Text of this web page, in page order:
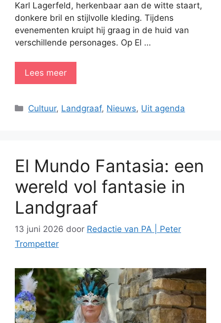
Karl Lagerfeld, herkenbaar aan de witte staart,
donkere bril en stijlvolle kleding. Tijdens
evenementen kruipt hij graag in de huid van
verschillende personages. Op El …
Lees meer
Categorieën
Cultuur, Landgraaf, Nieuws, Uit agenda
El Mundo Fantasia: een
wereld vol fantasie in
Landgraaf
13 juni 2026 door Redactie van PA | Peter
Trompetter